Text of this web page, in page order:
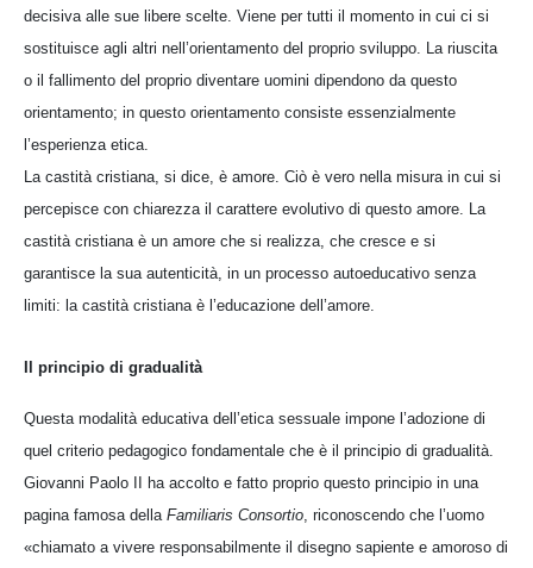
decisiva alle sue libere scelte. Viene per tutti il momento in cui ci si
sostituisce agli altri nell’orientamento del proprio sviluppo. La riuscita
o il fallimento del proprio diventare uomini dipendono da questo
orientamento; in questo orientamento consiste essenzialmente
l’esperienza etica.
La castità cristiana, si dice, è amore. Ciò è vero nella misura in cui si
percepisce con chiarezza il carattere evolutivo di questo amore. La
castità cristiana è un amore che si realizza, che cresce e si
garantisce la sua autenticità, in un processo autoeducativo senza
limiti: la castità cristiana è l’educazione dell’amore.
Il principio di gradualità
Questa modalità educativa dell’etica sessuale impone l’adozione di
quel criterio pedagogico fondamentale che è il principio di gradualità.
Giovanni Paolo II ha accolto e fatto proprio questo principio in una
pagina famosa della Familiaris Consortio , riconoscendo che l’uomo
«chiamato a vivere responsabilmente il disegno sapiente e amoroso di